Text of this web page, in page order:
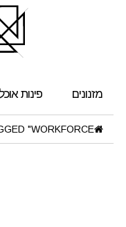
מזנונים פינות אוכל
"WORKFORCE"